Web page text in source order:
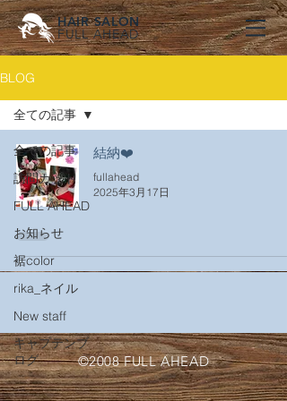
HAIR SALON
FULL AHEAD
BLOG
全ての記事
訪問カット
FULL AHEAD
お知らせ
裾color
rika_ネイル
New staff
キャプテンブ
ログ
お知らせ
全ての記事
結納❤️
fullahead
2025年3月17日
©2008 FULL AHEAD